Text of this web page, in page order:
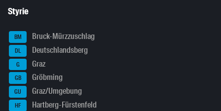
Styrie
BM Bruck-Mürzzuschlag
DL Deutschlandsberg
G Graz
GB Gröbming
GU Graz/Umgebung
HF Hartberg-Fürstenfeld